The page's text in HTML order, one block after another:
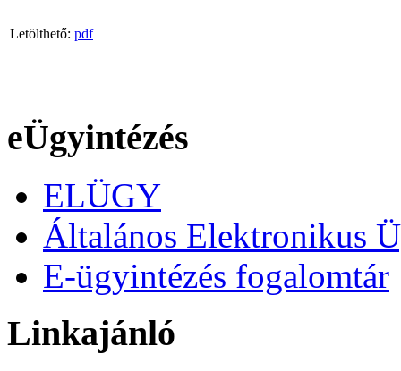
Letölthető: pdf
eÜgyintézés
ELÜGY
Általános Elektronikus
E-ügyintézés fogalomtár
Linkajánló